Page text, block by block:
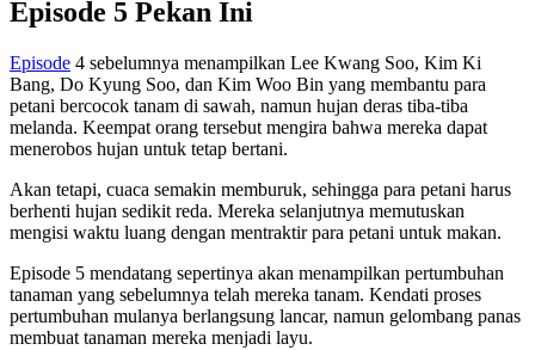
Episode 5 Pekan Ini
Episode 4 sebelumnya menampilkan Lee Kwang Soo, Kim Ki
Bang, Do Kyung Soo, dan Kim Woo Bin yang membantu para
petani bercocok tanam di sawah, namun hujan deras tiba-tiba
melanda. Keempat orang tersebut mengira bahwa mereka dapat
menerobos hujan untuk tetap bertani.
Akan tetapi, cuaca semakin memburuk, sehingga para petani harus
berhenti hujan sedikit reda. Mereka selanjutnya memutuskan
mengisi waktu luang dengan mentraktir para petani untuk makan.
Episode 5 mendatang sepertinya akan menampilkan pertumbuhan
tanaman yang sebelumnya telah mereka tanam. Kendati proses
pertumbuhan mulanya berlangsung lancar, namun gelombang panas
membuat tanaman mereka menjadi layu.